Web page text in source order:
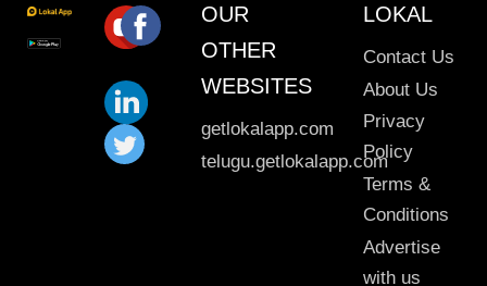
OUR
OTHER
WEBSITES
getlokalapp.com
telugu.getlokalapp.com
LOKAL
Contact Us
About Us
Privacy
Policy
Terms &
Conditions
Advertise
with us